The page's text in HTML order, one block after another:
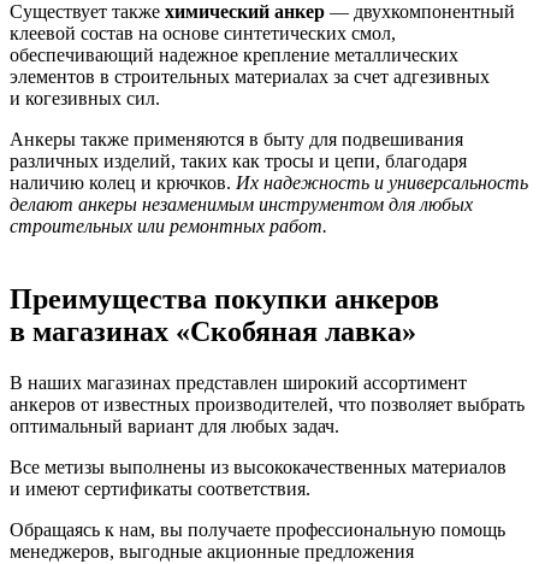
Существует также химический анкер — двухкомпонентный
клеевой состав на основе синтетических смол,
обеспечивающий надежное крепление металлических
элементов в строительных материалах за счет адгезивных
и когезивных сил.
Анкеры также применяются в быту для подвешивания
различных изделий, таких как тросы и цепи, благодаря
наличию колец и крючков. Их надежность и универсальность
делают анкеры незаменимым инструментом для любых
строительных или ремонтных работ.
Преимущества покупки анкеров
в магазинах «Скобяная лавка»
В наших магазинах представлен широкий ассортимент
анкеров от известных производителей, что позволяет выбрать
оптимальный вариант для любых задач.
Все метизы выполнены из высококачественных материалов
и имеют сертификаты соответствия.
Обращаясь к нам, вы получаете профессиональную помощь
менеджеров, выгодные акционные предложения